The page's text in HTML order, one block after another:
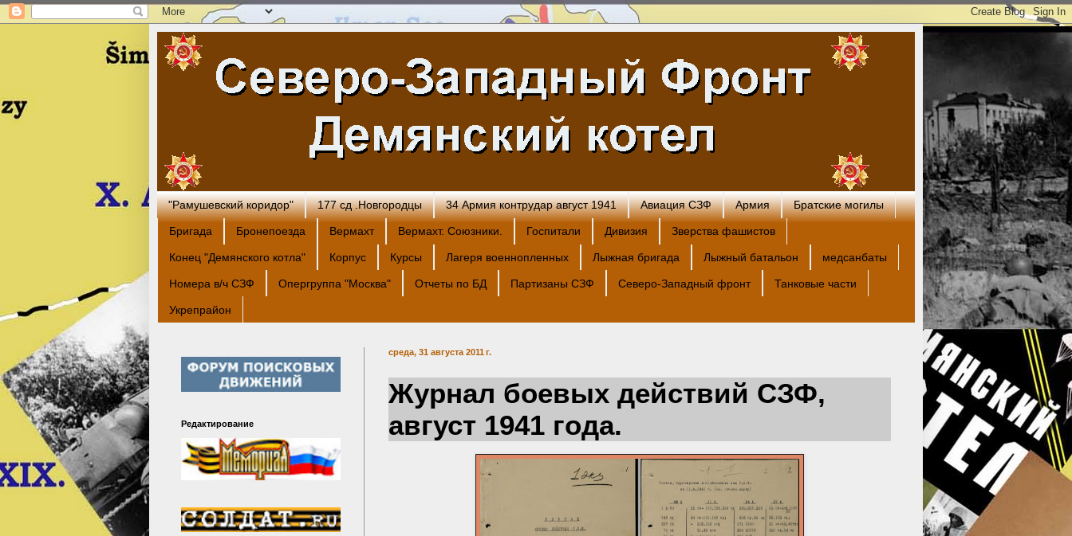
"Рамушевский коридор" 177 сд .Новгородцы 34 Армия контрудар август 1941 Авиация СЗФ Армия Братские могилы
Бригада Бронепоезда Вермахт Вермахт. Союзники. Госпитали Дивизия Зверства фашистов
Конец "Демянского котла" Корпус Курсы Лагеря военнопленных Лыжная бригада Лыжный батальон медсанбаты
Номера в/ч СЗФ Опергруппа "Москва" Отчеты по БД Партизаны СЗФ Северо-Западный фронт Танковые части
Укрепрайон
среда, 31 августа 2011 г.
Журнал боевых действий СЗФ,
август 1941 года.
Редактирование